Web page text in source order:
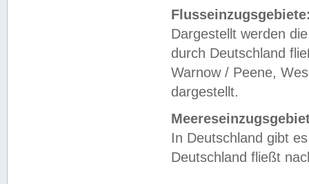
Dargestellt werden
durch Deutschland
Warnow / Peene,
dargestellt.
In Deutschland gibt
Deutschland fließt